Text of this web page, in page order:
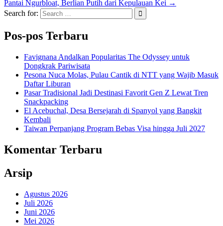
Pantai Ngurbloat, Berlian Putih dari Kepulauan Kei →
Search for:
Pos-pos Terbaru
Favignana Andalkan Popularitas The Odyssey untuk
Dongkrak Pariwisata
Pesona Nuca Molas, Pulau Cantik di NTT yang Wajib Masuk
Daftar Liburan
Pasar Tradisional Jadi Destinasi Favorit Gen Z Lewat Tren
Snackpacking
El Acebuchal, Desa Bersejarah di Spanyol yang Bangkit
Kembali
Taiwan Perpanjang Program Bebas Visa hingga Juli 2027
Komentar Terbaru
Arsip
Agustus 2026
Juli 2026
Juni 2026
Mei 2026